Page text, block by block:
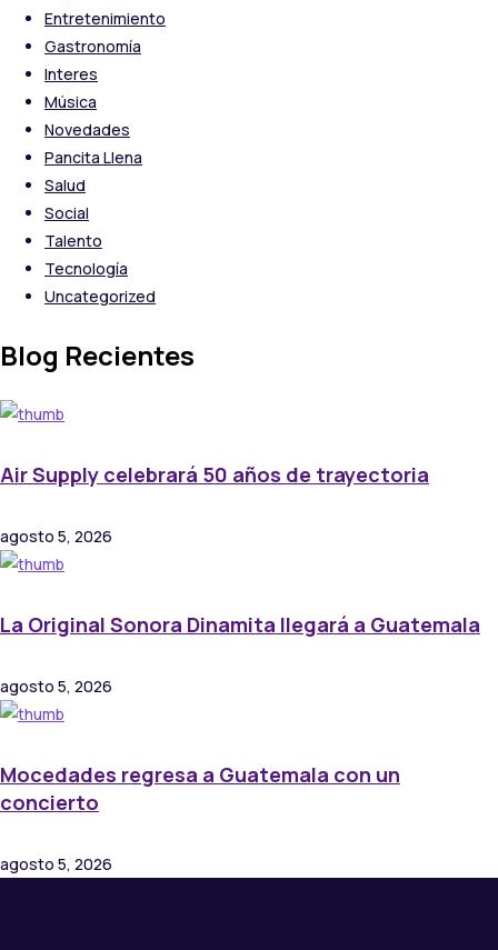
Entretenimiento
Gastronomía
Interes
Música
Novedades
Pancita Llena
Salud
Social
Talento
Tecnología
Uncategorized
Blog Recientes
Air Supply celebrará 50 años de trayectoria
agosto 5, 2026
La Original Sonora Dinamita llegará a Guatemala
agosto 5, 2026
Mocedades regresa a Guatemala con un
concierto
agosto 5, 2026